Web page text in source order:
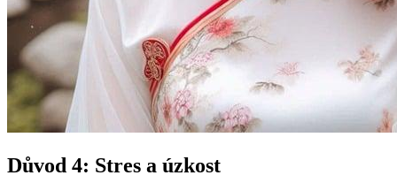
Důvod 4: Stres a úzkost